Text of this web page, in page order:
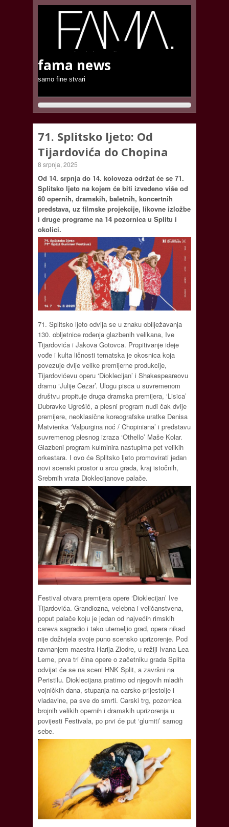
fama news
samo fine stvari
71. Splitsko ljeto: Od
Tijardovića do Chopina
8 srpnja, 2025
Od 14. srpnja do 14. kolovoza održat će se 71.
Splitsko ljeto na kojem će biti izvedeno više od
60 opernih, dramskih, baletnih, koncertnih
predstava, uz filmske projekcije, likovne izložbe
i druge programe na 14 pozornica u Splitu i
okolici.
71. Splitsko ljeto odvija se u znaku obilježavanja
130. obljetnice rođenja glazbenih velikana, Ive
Tijardovića i Jakova Gotovca. Propitivanje ideje
vođe i kulta ličnosti tematska je okosnica koja
povezuje dvije velike premijerne produkcije,
Tijardovićevu operu ‘Dioklecijan’ i Shakespeareovu
dramu ‘Julije Cezar’. Ulogu pisca u suvremenom
društvu propituje druga dramska premijera, ‘Lisica’
Dubravke Ugrešić, a plesni program nudi čak dvije
premijere, neoklasične koreografske uratke Denisa
Matvienka ‘Valpurgina noć / Chopiniana’ i predstavu
suvremenog plesnog izraza ‘Othello’ Maše Kolar.
Glazbeni program kulminira nastupima pet velikih
orkestara. I ovo će Splitsko ljeto promovirati jedan
novi scenski prostor u srcu grada, kraj istočnih,
Srebrnih vrata Dioklecijanove palače.
Festival otvara premijera opere ‘Dioklecijan’ Ive
Tijardovića. Grandiozna, velebna i veličanstvena,
poput palače koju je jedan od najvećih rimskih
careva sagradio i tako utemeljio grad, opera nikad
nije doživjela svoje puno scensko uprizorenje. Pod
ravnanjem maestra Harija Zlodre, u režiji Ivana Lea
Leme, prva tri čina opere o začetniku grada Splita
odvijat će se na sceni HNK Split, a završni na
Peristilu. Dioklecijana pratimo od njegovih mladih
vojničkih dana, stupanja na carsko prijestolje i
vladavine, pa sve do smrti. Carski trg, pozornica
brojnih velikih opernih i dramskih uprizorenja u
povijesti Festivala, po prvi će put ‘glumiti’ samog
sebe.